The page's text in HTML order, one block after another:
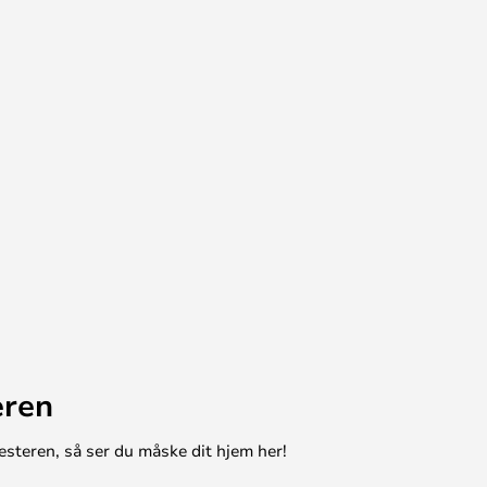
så ser du måske dit hjem her!